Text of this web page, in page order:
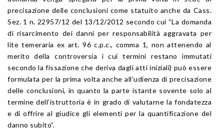
precisazione delle conclusioni come statuito anche da Cass.
Sez. 1 n. 22957/12 del 13/12/2012 secondo cui “La domanda
di risarcimento dei danni per responsabilità aggravata per
lite temeraria ex art. 96 c.p.c., comma 1, non attenendo al
merito della controversia i cui termini restano immutati
secondo la fissazione che deriva dagli atti iniziali) può essere
formulata per la prima volta anche all’udienza di precisazione
delle conclusioni, in quanto la parte istante sovente solo al
termine dell’istruttoria è in grado di valutarne la fondatezza
e di offrire al giudice gli elementi per la quantificazione del
danno subito”.